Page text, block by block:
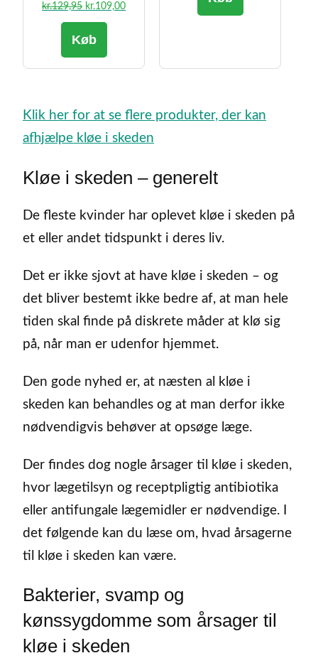
kr.129,95 Den
oprindelige
pris
kr.129,95.
kr.109,00Den
kr.109,00.
Køb
Klik her for at se flere produkter, der kan
afhjælpe kløe i skeden
Kløe i skeden – generelt
De fleste kvinder har oplevet kløe i skeden på
et eller andet tidspunkt i deres liv.
Det er ikke sjovt at have kløe i skeden – og
det bliver bestemt ikke bedre af, at man hele
tiden skal finde på diskrete måder at klø sig
på, når man er udenfor hjemmet.
Den gode nyhed er, at næsten al kløe i
skeden kan behandles og at man derfor ikke
nødvendigvis behøver at opsøge læge.
Der findes dog nogle årsager til kløe i skeden,
hvor lægetilsyn og receptpligtig antibiotika
eller antifungale lægemidler er nødvendige. I
det følgende kan du læse om, hvad årsagerne
til kløe i skeden kan være.
Bakterier, svamp og
kønssygdomme som årsager til
kløe i skeden